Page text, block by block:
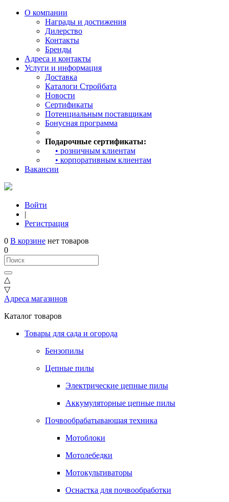
О компании
Награды и достижения
Дилерство
Контакты
Бренды
Адреса и контакты
Услуги и информация
Доставка
Каталоги Стройбата
Новости
Сертификаты
Потенциальным поставщикам
Бонусная программа
Подарочные сертификаты:
• розничным клиентам
• корпоративным клиентам
Вакансии
Войти
|
Регистрация
0 В корзине нет товаров
0
△
▽
Адреса магазинов
Каталог товаров
Товары для сада и огорода
Бензопилы
Цепные пилы
Электрические цепные пилы
Аккумуляторные цепные пилы
Почвообрабатывающая техника
Мотоблоки
Мотолебедки
Мотокультиваторы
Оснастка для почвообработки